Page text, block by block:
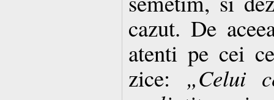
cazut. De
atenti pe cei
zice: „Celui